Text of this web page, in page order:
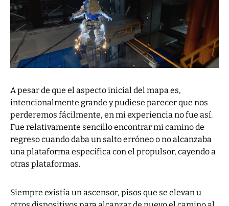
A pesar de que el aspecto inicial del mapa es,
intencionalmente grande y pudiese parecer que nos
perderemos fácilmente, en mi experiencia no fue así.
Fue relativamente sencillo encontrar mi camino de
regreso cuando daba un salto erróneo o no alcanzaba
una plataforma específica con el propulsor, cayendo a
otras plataformas.
Siempre existía un ascensor, pisos que se elevan u